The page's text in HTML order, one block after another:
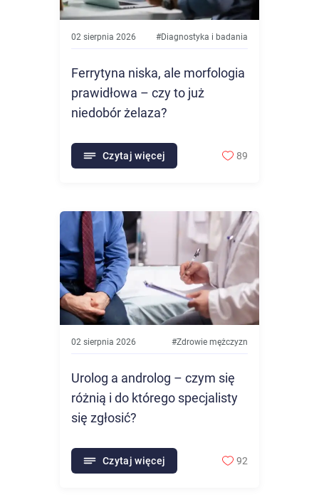
02 sierpnia 2026 #Diagnostyka i badania
Ferrytyna niska, ale morfologia
prawidłowa – czy to już
niedobór żelaza?
Czytaj więcej 89
02 sierpnia 2026 #Zdrowie mężczyzn
Urolog a androlog – czym się
różnią i do którego specjalisty
się zgłosić?
Czytaj więcej 92